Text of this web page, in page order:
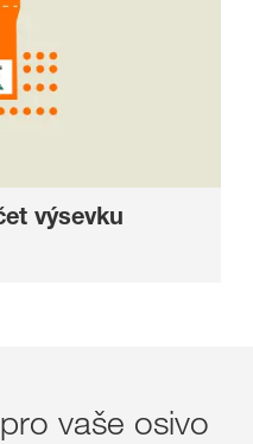
výsevku
vaše osivo